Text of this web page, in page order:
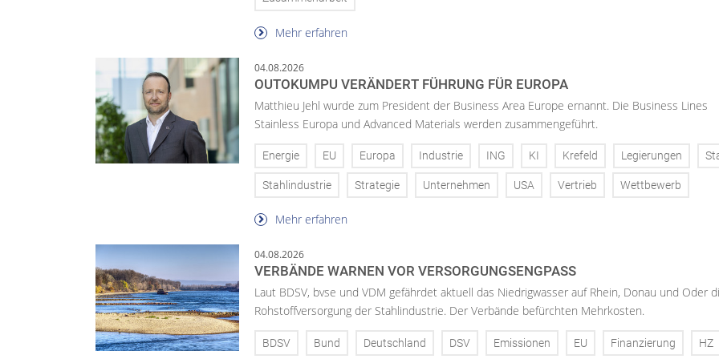
Mehr erfahren
04.08.2026
OUTOKUMPU VERÄNDERT FÜHRUNG FÜR EUROPA
Matthieu Jehl wurde zum President der Business Area Europe ernannt. Die Business Lines
Stainless Europa und Advanced Materials werden zusammengeführt.
Energie EU Europa Industrie ING KI Krefeld Legierungen
Stahlindustrie Strategie Unternehmen USA Vertrieb Wettbewerb
Mehr erfahren
04.08.2026
VERBÄNDE WARNEN VOR VERSORGUNGSENGPASS
Laut BDSV, bvse und VDM gefährdet aktuell das Niedrigwasser auf Rhein, Donau und Oder
Rohstoffversorgung der Stahlindustrie. Der Verbände befürchten Mehrkosten.
BDSV Bund Deutschland DSV Emissionen EU Finanzierung HZ